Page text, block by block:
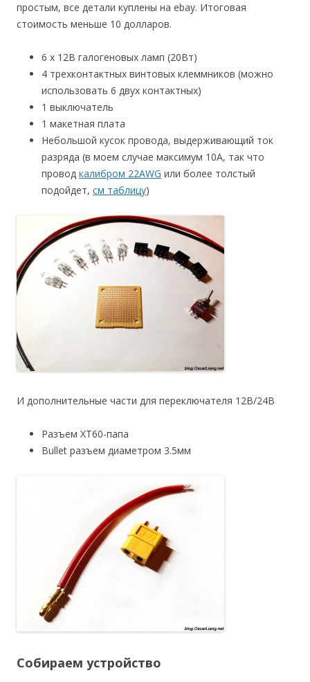
простым, все детали куплены на ebay. Итоговая
стоимость меньше 10 долларов.
6 х 12В галогеновых ламп (20Вт)
4 трехконтактных винтовых клеммников (можно
использовать 6 двух контактных)
1 выключатель
1 макетная плата
Небольшой кусок провода, выдерживающий ток
разряда (в моем случае максимум 10А, так что
провод калибром 22AWG или более толстый
подойдет, см таблицу)
И дополнительные части для переключателя 12В/24В
Разъем XT60-папа
Bullet разъем диаметром 3.5мм
Собираем устройство